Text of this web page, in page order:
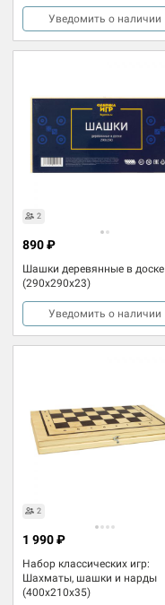
Уведомить о наличии
2
Шашки деревянные в доске
(290x290x23)
890 ₽
Уведомить о наличии
2
Набор классических игр:
Шахматы, шашки и нарды
(400x210x35)
1 990 ₽